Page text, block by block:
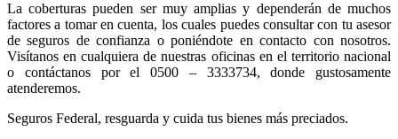
La coberturas pueden ser muy amplias y dependerán de muchos
factores a tomar en cuenta, los cuales puedes consultar con tu asesor
de seguros de confianza o poniéndote en contacto con nosotros.
Visítanos en cualquiera de nuestras oficinas en el territorio nacional
o contáctanos por el 0500 – 3333734, donde gustosamente
atenderemos.
Seguros Federal, resguarda y cuida tus bienes más preciados.